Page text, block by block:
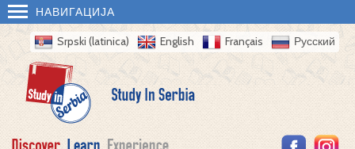
НАВИГАЦИЈА
Srpski (latinica) English Français Русский